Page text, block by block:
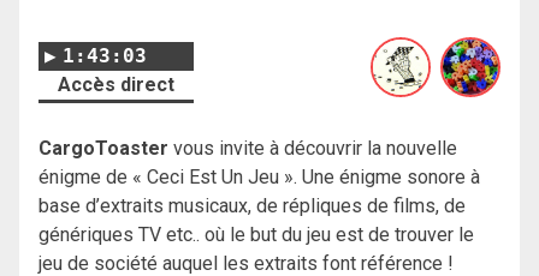
1:43:03
Accès direct
CargoToaster vous invite à découvrir la nouvelle
énigme de « Ceci Est Un Jeu ». Une énigme sonore à
base d’extraits musicaux, de répliques de films, de
génériques TV etc.. où le but du jeu est de trouver le
jeu de société auquel les extraits font référence !